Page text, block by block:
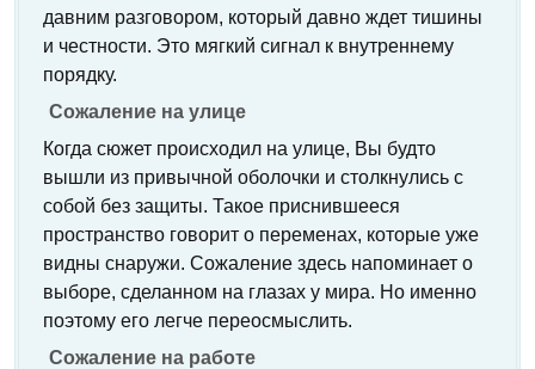
давним разговором, который давно ждет тишины
и честности. Это мягкий сигнал к внутреннему
порядку.
Сожаление на улице
Когда сюжет происходил на улице, Вы будто
вышли из привычной оболочки и столкнулись с
собой без защиты. Такое приснившееся
пространство говорит о переменах, которые уже
видны снаружи. Сожаление здесь напоминает о
выборе, сделанном на глазах у мира. Но именно
поэтому его легче переосмыслить.
Сожаление на работе